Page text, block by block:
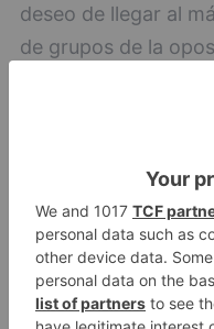
deseo de llegar al
de grupos de la